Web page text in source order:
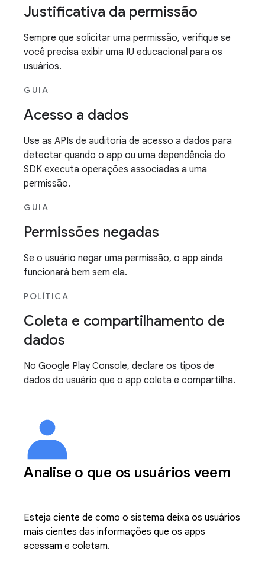
Justificativa da permissão
Sempre que solicitar uma permissão, verifique se
você precisa exibir uma IU educacional para os
usuários.
GUIA
Acesso a dados
Use as APIs de auditoria de acesso a dados para
detectar quando o app ou uma dependência do
SDK executa operações associadas a uma
permissão.
GUIA
Permissões negadas
Se o usuário negar uma permissão, o app ainda
funcionará bem sem ela.
POLÍTICA
Coleta e compartilhamento de
dados
No Google Play Console, declare os tipos de
dados do usuário que o app coleta e compartilha.
Analise o que os usuários veem
Esteja ciente de como o sistema deixa os usuários
mais cientes das informações que os apps
acessam e coletam.